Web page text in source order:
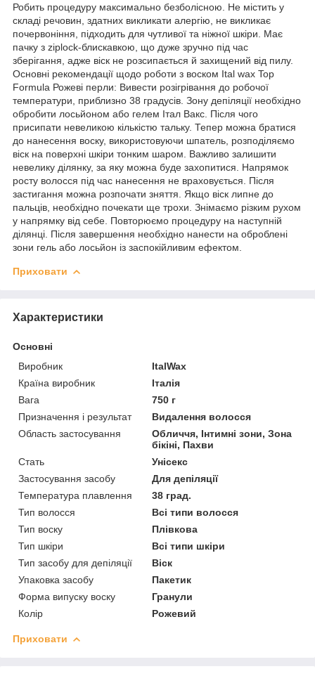
Робить процедуру максимально безболісною. Не містить у
складі речовин, здатних викликати алергію, не викликає
почервоніння, підходить для чутливої та ніжної шкіри. Має
пачку з ziplock-блискавкою, що дуже зручно під час
зберігання, адже віск не розсипається й захищений від пилу.
Основні рекомендації щодо роботи з воском Ital wax Top
Formula Рожеві перли: Вивести розігрівання до робочої
температури, приблизно 38 градусів. Зону депіляції необхідно
обробити лосьйоном або гелем Італ Вакс. Після чого
присипати невеликою кількістю тальку. Тепер можна братися
до нанесення воску, використовуючи шпатель, розподіляємо
віск на поверхні шкіри тонким шаром. Важливо залишити
невелику ділянку, за яку можна буде захопитися. Напрямок
росту волосся під час нанесення не враховується. Після
застигання можна розпочати зняття. Якщо віск липне до
пальців, необхідно почекати ще трохи. Знімаємо різким рухом
у напрямку від себе. Повторюємо процедуру на наступній
ділянці. Після завершення необхідно нанести на оброблені
зони гель або лосьйон із заспокійливим ефектом.
Приховати
Характеристики
Основні
Виробник
ItalWax
Країна виробник
Італія
Вага
750 г
Призначення і результат
Видалення волосся
Область застосування
Обличчя, Інтимні зони, Зона
бікіні, Пахви
Стать
Унісекс
Застосування засобу
Для депіляції
Температура плавлення
38 град.
Тип волосся
Всі типи волосся
Тип воску
Плівкова
Тип шкіри
Всі типи шкіри
Тип засобу для депіляції
Віск
Упаковка засобу
Пакетик
Форма випуску воску
Гранули
Колір
Рожевий
Приховати